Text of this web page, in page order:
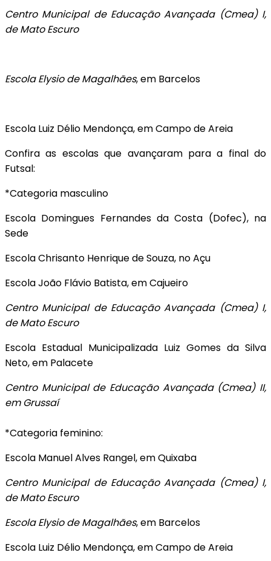
Centro Municipal de Educação Avançada (Cmea) I,
de Mato Escuro
Escola Elysio de Magalhães, em Barcelos
Escola Luiz Délio Mendonça, em Campo de Areia
Confira as escolas que avançaram para a final do
Futsal:
*Categoria masculino
Escola Domingues Fernandes da Costa (Dofec), na
Sede
Escola Chrisanto Henrique de Souza, no Açu
Escola João Flávio Batista, em Cajueiro
Centro Municipal de Educação Avançada (Cmea) I,
de Mato Escuro
Escola Estadual Municipalizada Luiz Gomes da Silva
Neto, em Palacete
Centro Municipal de Educação Avançada (Cmea) II,
em Grussaí
*Categoria feminino:
Escola Manuel Alves Rangel, em Quixaba
Centro Municipal de Educação Avançada (Cmea) I,
de Mato Escuro
Escola Elysio de Magalhães, em Barcelos
Escola Luiz Délio Mendonça, em Campo de Areia